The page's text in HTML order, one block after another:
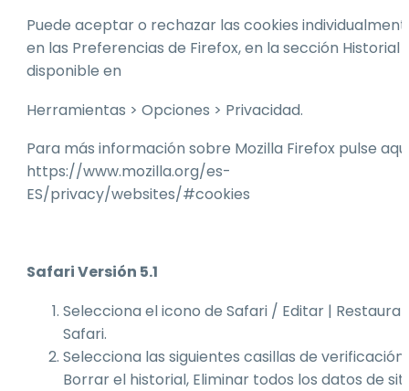
Puede aceptar o rechazar las cookies
en las Preferencias de Firefox, en la sección Historial
disponible en
Herramientas > Opciones > Privacidad.
Para más información sobre Mozilla Firefox pulse
https://www.mozilla.org/es-
ES/privacy/websites/#cookies
Safari Versión 5.1
Selecciona el icono de Safari / Editar | Restaurar
Safari.
Selecciona las siguientes casillas de verificación:
Borrar el historial, Eliminar todos los datos de